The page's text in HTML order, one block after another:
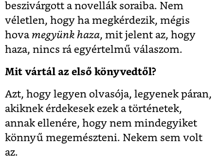
beszivárgott a novellák soraiba. Nem
véletlen, hogy ha megkérdezik, mégis
hova megyünk haza, mit jelent az, hogy
haza, nincs rá egyértelmű válaszom.
Mit vártál az első könyvedtől?
Azt, hogy legyen olvasója, legyenek páran,
akiknek érdekesek ezek a történetek,
annak ellenére, hogy nem mindegyiket
könnyű megemészteni. Nekem sem volt
az.